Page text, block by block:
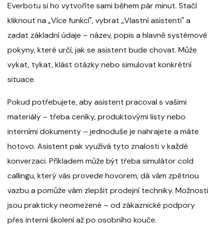
Everbotu si ho vytvoříte sami během pár minut. Stačí
kliknout na „Více funkcí", vybrat „Vlastní asistenti" a
zadat základní údaje – název, popis a hlavně systémové
pokyny, které určí, jak se asistent bude chovat. Může
vykat, tykat, klást otázky nebo simulovat konkrétní
situace.
Pokud potřebujete, aby asistent pracoval s vašimi
materiály – třeba ceníky, produktovými listy nebo
interními dokumenty – jednoduše je nahrajete a máte
hotovo. Asistent pak využívá tyto znalosti v každé
konverzaci. Příkladem může být třeba simulátor cold
callingu, který vás provede hovorem, dá vám zpětnou
vazbu a pomůže vám zlepšit prodejní techniky. Možnosti
jsou prakticky neomezené – od zákaznické podpory
přes interní školení až po osobního kouče.